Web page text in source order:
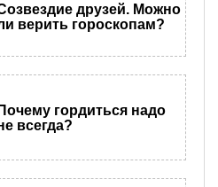
друзей. Можно
верить гороскопам?
Почему гордиться надо
всегда?